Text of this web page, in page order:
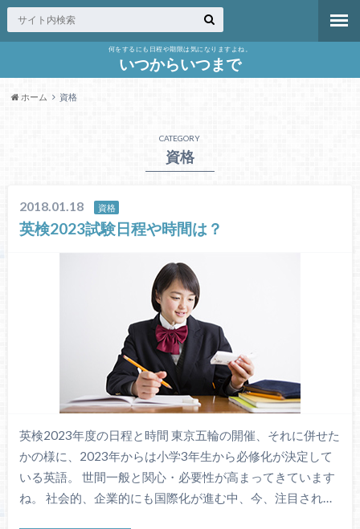
何をするにも日程や期限は気になりますよね。
いつからいつまで
ホーム 資格
CATEGORY
資格
2018.01.18 資格
英検2023試験日程や時間は？
英検2023年度の日程と時間 東京五輪の開催、それに併せた
かの様に、2023年からは小学3年生から必修化が決定して
いる英語。 世間一般と関心・必要性が高まってきています
ね。 社会的、企業的にも国際化が進む中、今、注目され…